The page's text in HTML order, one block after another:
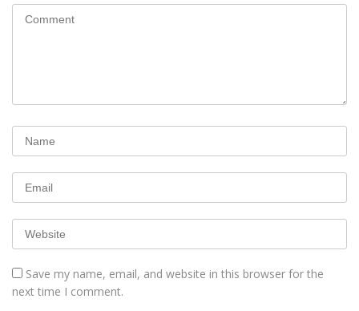
Save my name, email, and website in this browser for the
next time I comment.